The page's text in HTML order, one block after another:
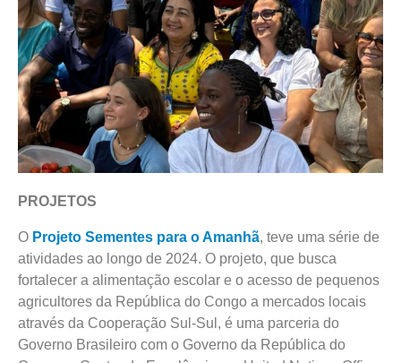
PROJETOS
O Projeto Sementes para o Amanhã, teve uma série de
atividades ao longo de 2024. O projeto, que busca
fortalecer a alimentação escolar e o acesso de pequenos
agricultores da República do Congo a mercados locais
através da Cooperação Sul-Sul, é uma parceria do
Governo Brasileiro com o Governo da República do